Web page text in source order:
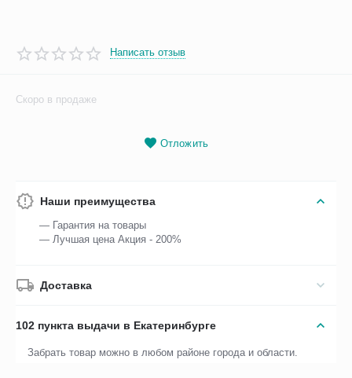
Написать отзыв
Скоро в продаже
Отложить
Наши преимущества
— Гарантия на товары
— Лучшая цена Акция - 200%
Доставка
102 пункта выдачи в Екатеринбурге
Забрать товар можно в любом районе города и области.